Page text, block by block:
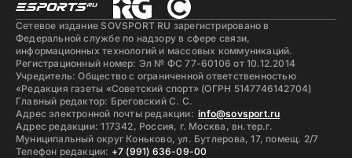
Сетевое издание SOVSPORT RU зарегистрировано в
Федеральной службе по надзору в сфере связи,
информационных технологий и массовых коммуникаций.
Регистрационный номер: Эл № ФС 77-60106 от 10.12.2014
Учредитель: Общество с ограниченной ответственностью
«Редакция газеты «Советский спорт» (ОГРН 5147746142704)
Главный редактор: Бреговский С. С.
Адрес электронной почты редакции: info@sovsport.ru
Адрес редакции: 117342, Россия, г. Москва, вн.тер.г.
Муниципальный округ Коньково, ул. Бутлерова, 17, помещ. 2/7
Телефон редакции: +7 (991) 636-09-00